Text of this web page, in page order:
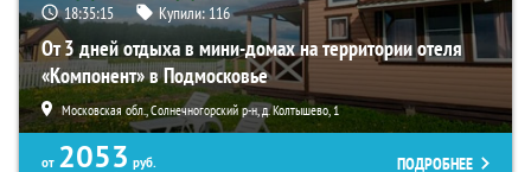
18:35:14 Купили: 116
От 3 дней отдыха в мини-домах на территории отеля
«Компонент» в Подмосковье
Московская обл., Солнечногорский р-н, д. Колтышево, 1
от 2053 руб.
ПОДРОБНЕЕ